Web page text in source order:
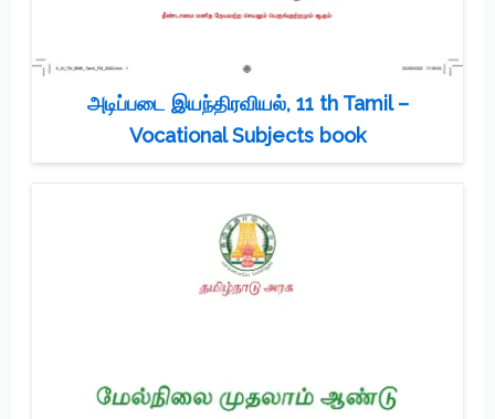
அடிப்படை இயந்திரவியல், 11 th Tamil –
Vocational Subjects book